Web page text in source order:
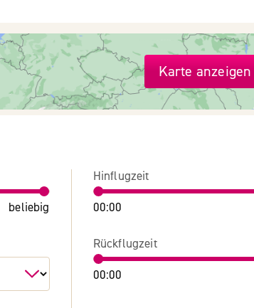
Karte anzeigen
beliebig
Hinflugzeit
00:00
Rückflugzeit
00:00